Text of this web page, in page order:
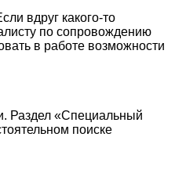
вдруг какого-то
по сопровождению
в работе возможности
Раздел «Специальный
поиске